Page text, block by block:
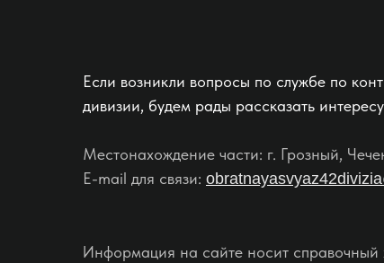
Если возникли вопросы по службе по
дивизии, будем рады рассказать
Местонахождение части: г. Грозный,
E-mail для связи:
Информация на сайте носит справочный